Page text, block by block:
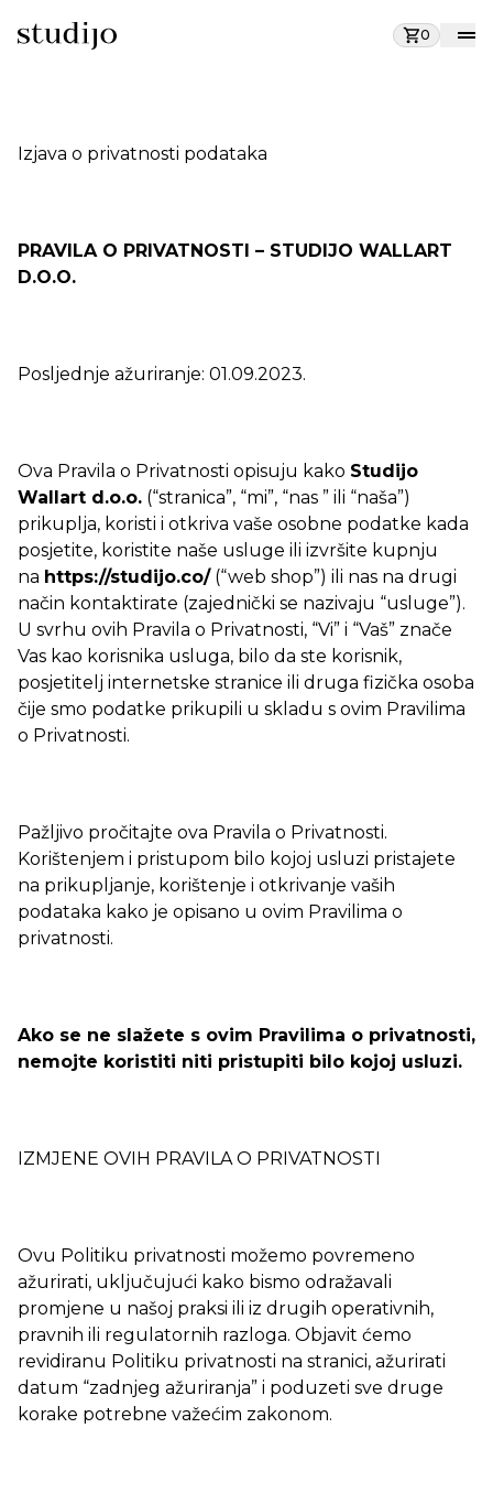
0
Izjava o privatnosti podataka
PRAVILA O PRIVATNOSTI – STUDIJO WALLART
D.O.O.
Posljednje ažuriranje: 01.09.2023.
Ova Pravila o Privatnosti opisuju kako Studijo
Wallart d.o.o. (“stranica”, “mi”, “nas ” ili “naša”)
prikuplja, koristi i otkriva vaše osobne podatke kada
posjetite, koristite naše usluge ili izvršite kupnju
na https://studijo.co/(“web shop”) ili nas na drugi
način kontaktirate (zajednički se nazivaju “usluge”).
U svrhu ovih Pravila o Privatnosti, “Vi” i “Vaš” znače
Vas kao korisnika usluga, bilo da ste korisnik,
posjetitelj internetske stranice ili druga fizička osoba
čije smo podatke prikupili u skladu s ovim Pravilima
o Privatnosti.
Pažljivo pročitajte ova Pravila o Privatnosti.
Korištenjem i pristupom bilo kojoj usluzi pristajete
na prikupljanje, korištenje i otkrivanje vaših
podataka kako je opisano u ovim Pravilima o
privatnosti.
Ako se ne slažete s ovim Pravilima o privatnosti,
nemojte koristiti niti pristupiti bilo kojoj usluzi.
IZMJENE OVIH PRAVILA O PRIVATNOSTI
Ovu Politiku privatnosti možemo povremeno
ažurirati, uključujući kako bismo odražavali
promjene u našoj praksi ili iz drugih operativnih,
pravnih ili regulatornih razloga. Objavit ćemo
revidiranu Politiku privatnosti na stranici, ažurirati
datum “zadnjeg ažuriranja” i poduzeti sve druge
korake potrebne važećim zakonom.